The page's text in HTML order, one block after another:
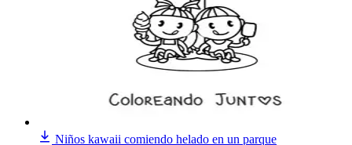
Niños kawaii comiendo helado en un parque